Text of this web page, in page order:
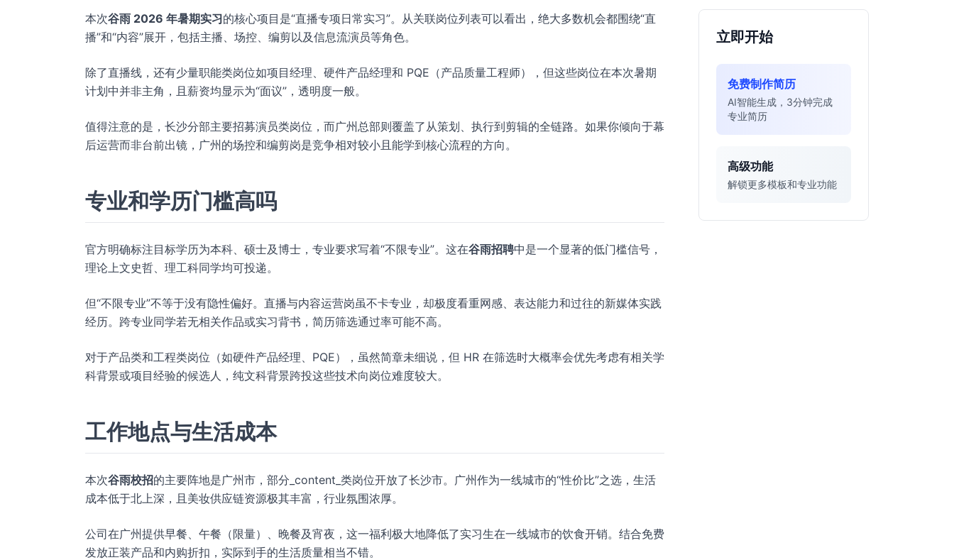
本次谷雨 2026 年暑期实习的核心项目是“直播专项日常实习”。从关联岗位列表可以看出，绝大多数机会都围绕“直
播”和“内容”展开，包括主播、场控、编剪以及信息流演员等角色。
除了直播线，还有少量职能类岗位如项目经理、硬件产品经理和 PQE（产品质量工程师），但这些岗位在本次暑期
计划中并非主角，且薪资均显示为“面议”，透明度一般。
值得注意的是，长沙分部主要招募演员类岗位，而广州总部则覆盖了从策划、执行到剪辑的全链路。如果你倾向于幕
后运营而非台前出镜，广州的场控和编剪岗是竞争相对较小且能学到核心流程的方向。
专业和学历门槛高吗
官方明确标注目标学历为本科、硕士及博士，专业要求写着“不限专业”。这在谷雨招聘中是一个显著的低门槛信号，
理论上文史哲、理工科同学均可投递。
但“不限专业”不等于没有隐性偏好。直播与内容运营岗虽不卡专业，却极度看重网感、表达能力和过往的新媒体实践
经历。跨专业同学若无相关作品或实习背书，简历筛选通过率可能不高。
对于产品类和工程类岗位（如硬件产品经理、PQE），虽然简章未细说，但 HR 在筛选时大概率会优先考虑有相关学
科背景或项目经验的候选人，纯文科背景跨投这些技术向岗位难度较大。
工作地点与生活成本
本次谷雨校招的主要阵地是广州市，部分_content_类岗位开放了长沙市。广州作为一线城市的“性价比”之选，生活
成本低于北上深，且美妆供应链资源极其丰富，行业氛围浓厚。
公司在广州提供早餐、午餐（限量）、晚餐及宵夜，这一福利极大地降低了实习生在一线城市的饮食开销。结合免费
发放正装产品和内购折扣，实际到手的生活质量相当不错。
断是否值得投入。
立即开始
免费制作简历
AI智能生成，3分钟完成
专业简历
高级功能
解锁更多模板和专业功能